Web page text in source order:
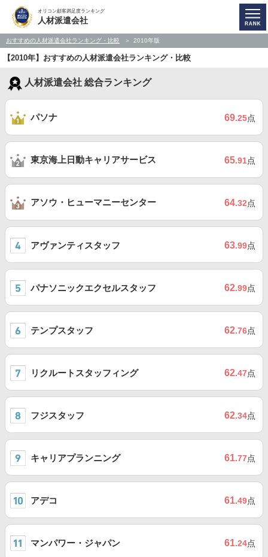
オリコン顧客満足度ランキング
人材派遣会社
おすすめの人材派遣会社ランキング・比較 2010年版
【2010年】おすすめの人材派遣会社ランキング・比較
人材派遣会社 総合ランキング
パソナ 69.25点
東京海上日動キャリアサービス 65.91点
アソウ・ヒューマニーセンター 64.32点
アヴァンティスタッフ 63.99点
パナソニックエクセルスタッフ 62.99点
テンプスタッフ 62.76点
リクルートスタッフィング 62.47点
フジスタッフ 62.34点
キャリアプランニング 61.77点
アデコ 61.49点
マンパワー・ジャパン 61.24点